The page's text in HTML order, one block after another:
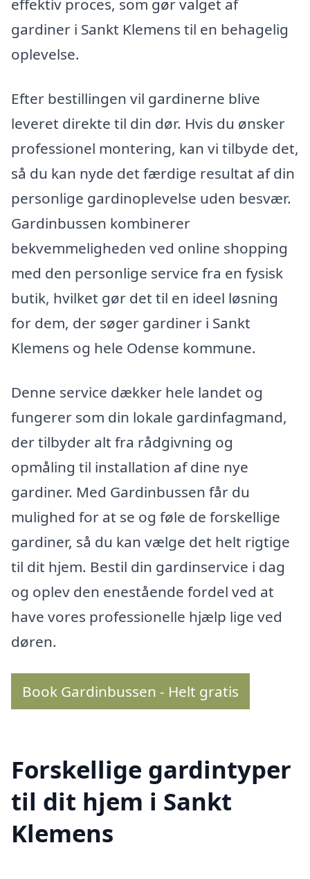
effektiv proces, som gør valget af
gardiner i Sankt Klemens til en behagelig
oplevelse.
Efter bestillingen vil gardinerne blive
leveret direkte til din dør. Hvis du ønsker
professionel montering, kan vi tilbyde det,
så du kan nyde det færdige resultat af din
personlige gardinoplevelse uden besvær.
Gardinbussen kombinerer
bekvemmeligheden ved online shopping
med den personlige service fra en fysisk
butik, hvilket gør det til en ideel løsning
for dem, der søger gardiner i Sankt
Klemens og hele Odense kommune.
Denne service dækker hele landet og
fungerer som din lokale gardinfagmand,
der tilbyder alt fra rådgivning og
opmåling til installation af dine nye
gardiner. Med Gardinbussen får du
mulighed for at se og føle de forskellige
gardiner, så du kan vælge det helt rigtige
til dit hjem. Bestil din gardinservice i dag
og oplev den enestående fordel ved at
have vores professionelle hjælp lige ved
døren.
Book Gardinbussen - Helt gratis
Forskellige gardintyper
til dit hjem i Sankt
Klemens